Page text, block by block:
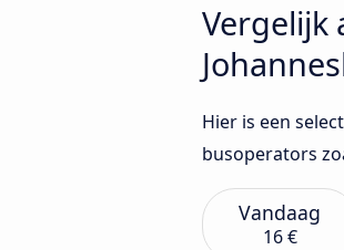
Vergelijk
Hier is een
busoperators
Vandaag
16 €